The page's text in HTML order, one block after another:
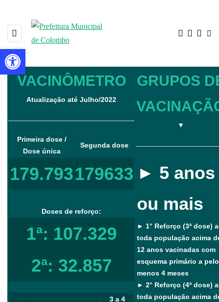
VACINÔMETRO
Atualização até Julho/2022
Primeira dose /
Dose única
Segunda dose
179.793179633
Doses de reforço:
1ª: 107.329
2ª: 32.857
3 a 4
GRUPOS
▼
► 5 anos
ou mais
► 1° Reforço (3ª dose) a
toda população acima
12 anos vacinadas com
esquema primário a pelo
menos 4 meses
► 2° Reforço (4ª dose) a
toda população acima
Barra de Ferramentas Aberta